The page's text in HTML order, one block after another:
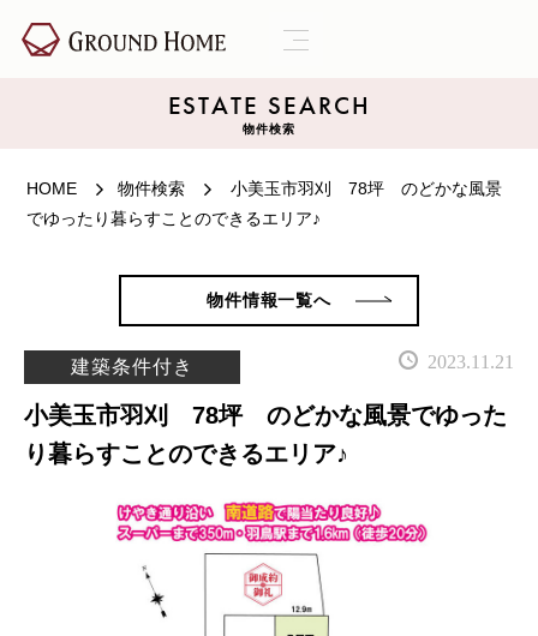
ESTATE SEARCH
物件検索
HOME 物件検索
小美玉市羽刈 78坪 のどかな風景
でゆったり暮らすことのできるエリア♪
物件情報一覧へ
建築条件付き
小美玉市羽刈 78坪 のどかな風景でゆった
り暮らすことのできるエリア♪
2023.11.21